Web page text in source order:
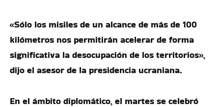
«Sólo los misiles de un alcance de más de 100
kilómetros nos permitirán acelerar de forma
significativa la desocupación de los territorios»,
dijo el asesor de la presidencia ucraniana.
En el ámbito diplomático, el martes se celebró